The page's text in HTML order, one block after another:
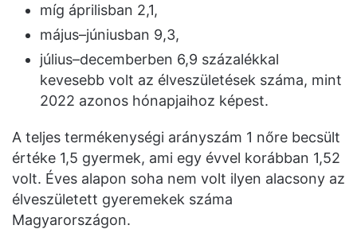
míg áprilisban 2,1,
május–júniusban 9,3,
július–decemberben 6,9 százalékkal
kevesebb volt az élveszületések száma, mint
2022 azonos hónapjaihoz képest.
A teljes termékenységi arányszám 1 nőre becsült
értéke 1,5 gyermek, ami egy évvel korábban 1,52
volt. Éves alapon soha nem volt ilyen alacsony az
élveszületett gyeremekek száma
Magyarországon.